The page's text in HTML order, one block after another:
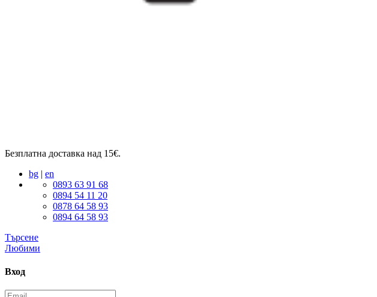
Безплатна доставка над 15€.
bg | en
0893 63 91 68
0894 54 11 20
0878 64 58 93
0894 64 58 93
Търсене
Любими
Вход